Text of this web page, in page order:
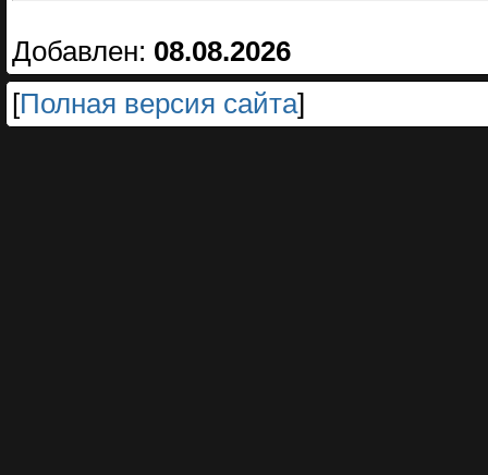
Добавлен: 08.08.2026
[Полная версия сайта]